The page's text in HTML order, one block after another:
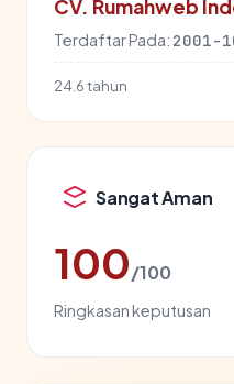
CV. Rumahweb
Terdaftar Pada: 2001-
24.6 tahun
Sangat Aman
100/100
Ringkasan keputusan